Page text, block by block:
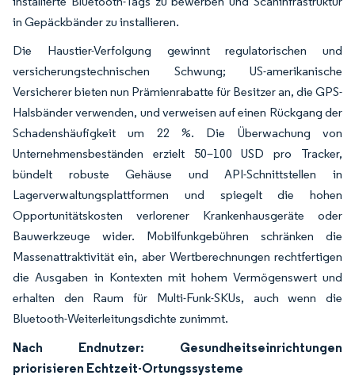
in Gepäckbänder zu installieren.
Die Haustier-Verfolgung gewinnt regulatorischen und
versicherungstechnischen Schwung; US-amerikanische
Versicherer bieten nun Prämienrabatte für Besitzer an, die GPS-
Halsbänder verwenden, und verweisen auf einen Rückgang der
Schadenshäufigkeit um 22 %. Die Überwachung von
Unternehmensbeständen erzielt 50–100 USD pro Tracker,
bündelt robuste Gehäuse und API-Schnittstellen in
Lagerverwaltungsplattformen und spiegelt die hohen
Opportunitätskosten verlorener Krankenhausgeräte oder
Bauwerkzeuge wider. Mobilfunkgebühren schränken die
Massenattraktivität ein, aber Wertberechnungen rechtfertigen
die Ausgaben in Kontexten mit hohem Vermögenswert und
erhalten den Raum für Multi-Funk-SKUs, auch wenn die
Bluetooth-Weiterleitungsdichte zunimmt.
Nach Endnutzer: Gesundheitseinrichtungen
priorisieren Echtzeit-Ortungssysteme